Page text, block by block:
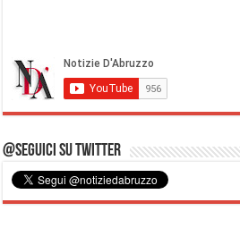
@Seguici su Twitter